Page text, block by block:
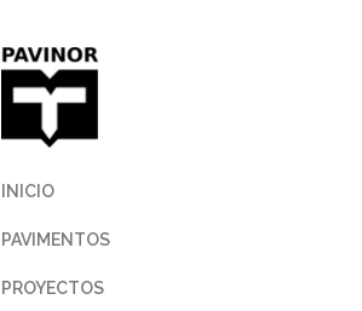
INICIO
PAVIMENTOS
PROYECTOS